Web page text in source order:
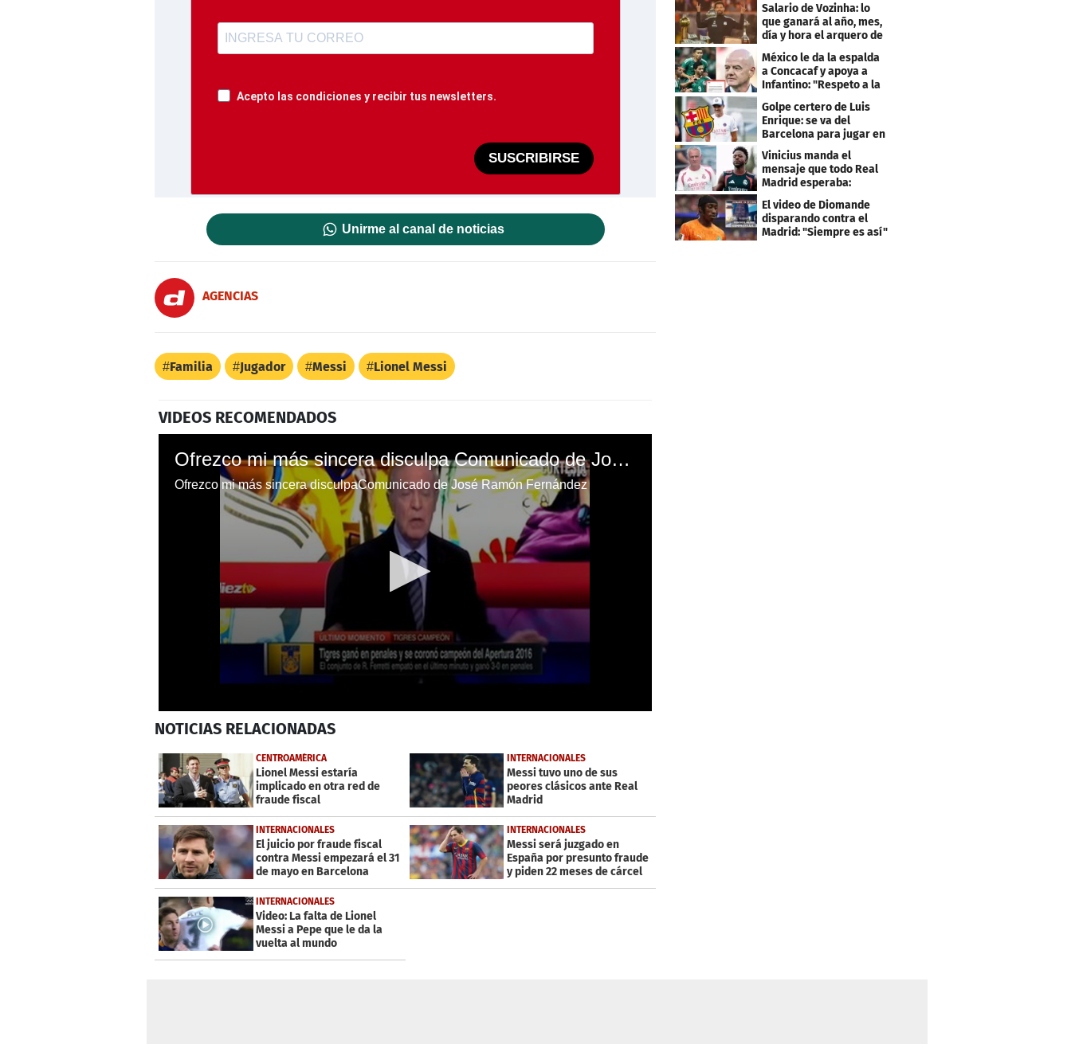
Acepto las condiciones y recibir tus newsletters.
SUSCRIBIRSE
Unirme al canal de noticias
AGENCIAS
Familia Jugador Messi Lionel Messi
VIDEOS RECOMENDADOS
Ofrezco mi más sincera disculpa Comunicado de José Ramón Fernández
Ofrezco mi más sincera disculpaComunicado de José Ramón Fernández
seconds
23
seconds Volume
0%
NOTICIAS RELACIONADAS
CENTROAMÉRICA
Lionel Messi estaría
implicado en otra red de
fraude fiscal
INTERNACIONALES
Messi tuvo uno de sus
peores clásicos ante Real
Madrid
INTERNACIONALES
El juicio por fraude fiscal
contra Messi empezará el 31
de mayo en Barcelona
INTERNACIONALES
Messi será juzgado en
España por presunto fraude
y piden 22 meses de cárcel
INTERNACIONALES
Video: La falta de Lionel
Messi a Pepe que le da la
vuelta al mundo
Salario de Vozinha: lo
que ganará al año, mes,
día y hora el arquero de
Cabo Verde
México le da la espalda
a Concacaf y apoya a
Infantino: "Respeto a la
gobernanza"
Golpe certero de Luis
Enrique: se va del
Barcelona para jugar en
el PSG
Vinicius manda el
mensaje que todo Real
Madrid esperaba:
"Mourinho..."
El video de Diomande
disparando contra el
Madrid: "Siempre es así"